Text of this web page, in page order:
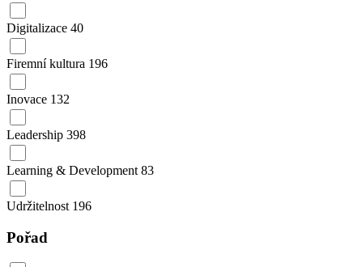
Digitalizace 40
Firemní kultura 196
Inovace 132
Leadership 398
Learning & Development 83
Udržitelnost 196
Pořad